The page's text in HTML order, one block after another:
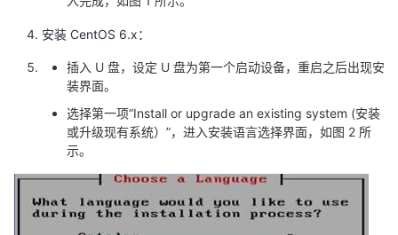
安装 CentOS 6.x：
插入 U 盘，设定 U 盘为第一个启动设备，重启之后出现安
装界面。
选择第一项“Install or upgrade an existing system (安装
或升级现有系统）”，进入安装语言选择界面，如图 2 所
示。